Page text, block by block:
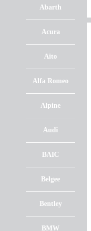
Abarth
Acura
Aito
Alfa Romeo
Alpine
Audi
BAIC
Belgee
Bentley
BMW